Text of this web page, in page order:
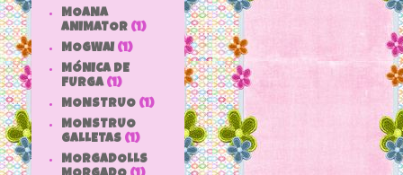
MOANA
ANIMATOR (1)
MOGWAI (1)
MÓNICA DE
FURGA (1)
MONSTRUO (1)
MONSTRUO
GALLETAS (1)
MORGADOLLS